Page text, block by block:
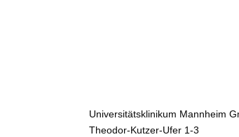
Universitätsklinikum Mannheim
Theodor-Kutzer-Ufer 1-3